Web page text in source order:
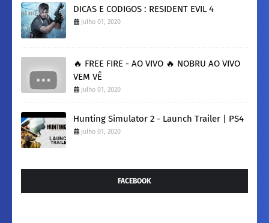
DICAS E CODIGOS : RESIDENT EVIL 4
julho 01, 2020
🔥 FREE FIRE - AO VIVO 🔥 NOBRU AO VIVO
VEM VÊ
julho 01, 2020
Hunting Simulator 2 - Launch Trailer | PS4
julho 01, 2020
FACEBOOK